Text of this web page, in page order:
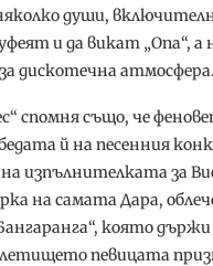
души,
и да викат „Опа“, а
дискотечна атмосфера.
спомня също, че
й на песенния
изпълнителката за
на самата Дара,
която
певицата